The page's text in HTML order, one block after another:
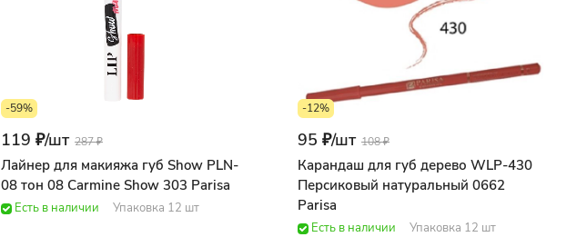
-59%
119 ₽/шт 287 ₽
Лайнер для макияжа губ Show PLN-
08 тон 08 Carmine Show 303 Parisa
Есть в наличии Упаковка 12 шт
-12%
95 ₽/шт 108 ₽
Карандаш для губ дерево WLP-430
Персиковый натуральный 0662
Parisa
Есть в наличии Упаковка 12 шт